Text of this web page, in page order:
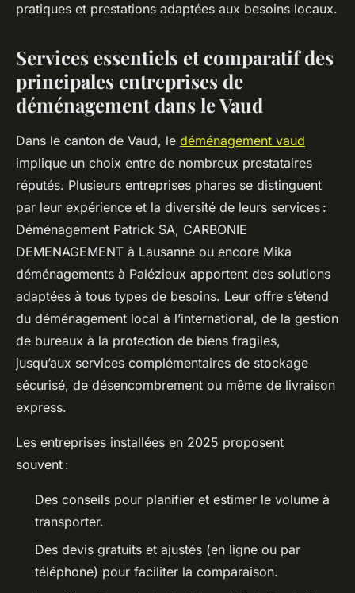
pratiques et prestations adaptées aux besoins locaux.
Services essentiels et comparatif des
principales entreprises de
déménagement dans le Vaud
Dans le canton de Vaud, le déménagement vaud
implique un choix entre de nombreux prestataires
réputés. Plusieurs entreprises phares se distinguent
par leur expérience et la diversité de leurs services :
Déménagement Patrick SA, CARBONIE
DEMENAGEMENT à Lausanne ou encore Mika
déménagements à Palézieux apportent des solutions
adaptées à tous types de besoins. Leur offre s’étend
du déménagement local à l’international, de la gestion
de bureaux à la protection de biens fragiles,
jusqu’aux services complémentaires de stockage
sécurisé, de désencombrement ou même de livraison
express.
Les entreprises installées en 2025 proposent
souvent :
Des conseils pour planifier et estimer le volume à
transporter.
Des devis gratuits et ajustés (en ligne ou par
téléphone) pour faciliter la comparaison.